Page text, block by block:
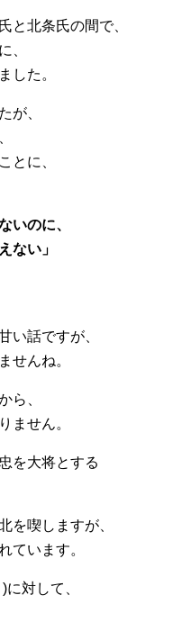
と北条氏の間で、
、
ました。
が、
とに、
いのに、
ない」
い話ですが、
せんね。
ら、
ません。
を大将とする
を喫しますが、
ています。
対して、